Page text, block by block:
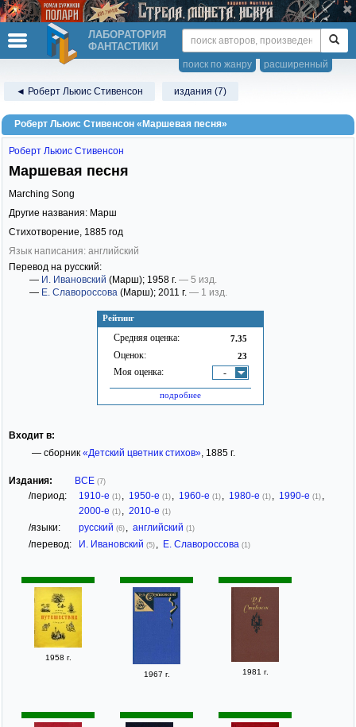
ЛАБОРАТОРИЯ
ФАНТАСТИКИ
расширенный
поиск по жанру
◄ Роберт Льюис Стивенсон издания (7)
Роберт Льюис Стивенсон «Маршевая песня»
Рейтинг
Средняя оценка: 7.35
Оценок: 23
Моя оценка: -
подробнее
Роберт Льюис Стивенсон
Маршевая песня
Marching Song
Другие названия: Марш
Стихотворение, 1885 год
Язык написания: английский
Перевод на русский:
— И. Ивановский (Марш); 1958 г. — 5 изд.
— Е. Славороссова (Марш); 2011 г. — 1 изд.
Входит в:
— сборник «Детский цветник стихов», 1885 г.
Издания: ВСЕ (7)
/период: 1910-е (1) 1950-е (1) 1960-е (1) 1980-е (1) 1990-е (1)
2000-е (1) 2010-е (1)
/языки: русский (6) английский (1)
/перевод: И. Ивановский (5) Е. Славороссова (1)
1958 г.
1967 г.
1981 г.